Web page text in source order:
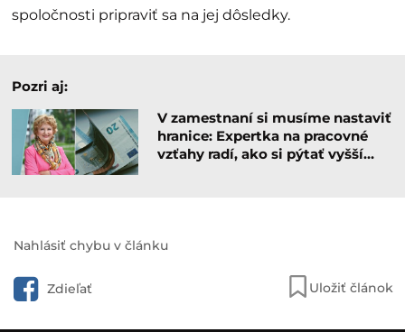
spoločnosti pripraviť sa na jej dôsledky.
Pozri aj:
V zamestnaní si musíme nastaviť
hranice: Expertka na pracovné
vzťahy radí, ako si pýtať vyšší…
Nahlásiť chybu v článku
Zdieľať Uložiť článok